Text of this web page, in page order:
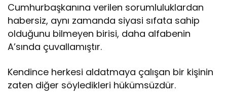
Cumhurbaşkanına verilen sorumluluklardan
habersiz, aynı zamanda siyasi sıfata sahip
olduğunu bilmeyen birisi, daha alfabenin
A’sında çuvallamıştır.
Kendince herkesi aldatmaya çalışan bir kişinin
zaten diğer söyledikleri hükümsüzdür.